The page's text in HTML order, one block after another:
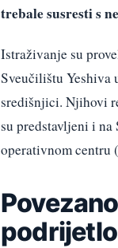
trebale susresti s
Istraživanje su
Sveučilištu Yeshiva
središnjici. Njihovi
su predstavljeni i
operativnom centru